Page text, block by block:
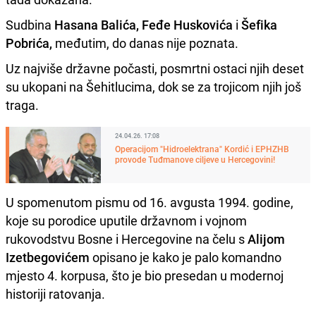
Sudbina Hasana Balića, Feđe Huskovića i Šefika
Pobrića, međutim, do danas nije poznata.
Uz najviše državne počasti, posmrtni ostaci njih deset
su ukopani na Šehitlucima, dok se za trojicom njih još
traga.
24.04.26. 17:08
Operacijom "Hidroelektrana" Kordić i EPHZHB
provode Tuđmanove ciljeve u Hercegovini!
U spomenutom pismu od 16. avgusta 1994. godine,
koje su porodice uputile državnom i vojnom
rukovodstvu Bosne i Hercegovine na čelu sAlijom
Izetbegovićem opisano je kako je palo komandno
mjesto 4. korpusa, što je bio presedan u modernoj
historiji ratovanja.